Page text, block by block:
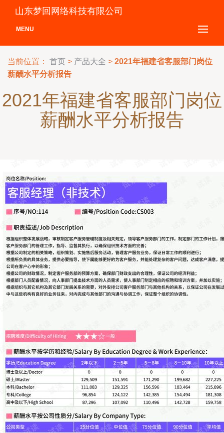
山东梦回网络科技有限公司
MENU
当前位置： 首页 > 产品大全 > 2021年福建省客服部门岗位
薪酬水平分析报告
2021年福建省客服部门岗位
薪酬水平分析报告